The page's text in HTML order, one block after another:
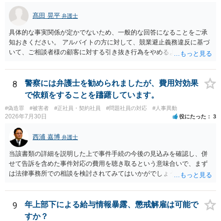
う。
髙田 晃平 弁護士
具体的な事実関係が定かでないため、一般的な回答になることをご承
知おきください。 アルバイトの方に対して、競業避止義務違反に基づ
いて、ご相談者様の顧客に対する引き抜き行為をやめるように求める
いてネイルサロンを開業していることや、同意なく顧客の電話番号やL
INEアカウント、メールアドレス等を持ち出して勧誘をしていることに
ついては、競業避止義務に違反しているものと考えられます。 もっと
も、正式には退職していないものの、出社もしていないということで
すと、在職中か退職扱いとなるかで争いになり、競業避止義務条項の
有効性が問題になるところであり、損害賠償請求を行うにしても損害
の主張・立証が容易ではないため、労働法を扱う弁護士にご相談され
るのがよいと思われます。
8
警察には弁護士を勧められましたが、費用対効果
で依頼をすることを躊躇しています。
#偽造罪 #被害者 #正社員・契約社員 #問題社員の対応 #人事異動
2026年7月30日 役にたった 3
西浦 嘉博 弁護士
当該書類の詳細を説明した上で事件手続の今後の見込みを確認し、併
せて告訴を含めた事件対応の費用を聴き取るという意味合いで、まず
は法律事務所での相談を検討されてみてはいかがでしょうか。 上記、
9
年上部下による給与情報暴露、懲戒解雇は可能で
すか？